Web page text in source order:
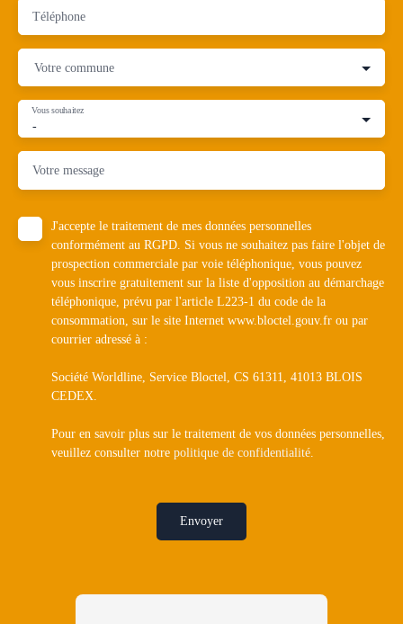
Téléphone
Votre commune
-
Vous souhaitez
Votre message
J'accepte le traitement de mes données personnelles
conformément au RGPD. Si vous ne souhaitez pas faire l'objet de
prospection commerciale par voie téléphonique, vous pouvez
vous inscrire gratuitement sur la liste d'opposition au démarchage
téléphonique, prévu par l'article L223-1 du code de la
consommation, sur le site Internet www.bloctel.gouv.fr ou par
courrier adressé à :
Société Worldline, Service Bloctel, CS 61311, 41013 BLOIS
CEDEX.
Pour en savoir plus sur le traitement de vos données personnelles,
veuillez consulter notre politique de confidentialité
Envoyer